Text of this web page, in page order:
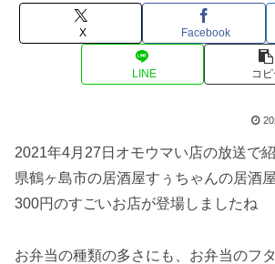
X Facebook
LINE コピ
2021年4月27日オモウマい店の放送で
県鶴ヶ島市の居酒屋すぅちゃんの居酒
300円のすごいお店が登場しましたね
お弁当の種類の多さにも、お弁当のフ